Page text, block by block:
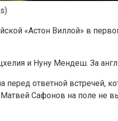
«Астон Виллой» в
и Нуну Мендеш. За
ответной встречей,
Матвей Сафонов на поле не